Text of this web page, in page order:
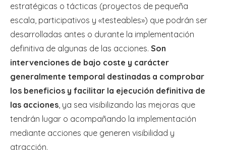
estratégicas o tácticas (proyectos de pequeña
escala, participativos y «testeables») que podrán ser
desarrolladas antes o durante la implementación
definitiva de algunas de las acciones. Son
intervenciones de bajo coste y carácter
generalmente temporal destinadas a comprobar
los beneficios y facilitar la ejecución definitiva de
las acciones , ya sea visibilizando las mejoras que
tendrán lugar o acompañando la implementación
mediante acciones que generen visibilidad y
atracción.